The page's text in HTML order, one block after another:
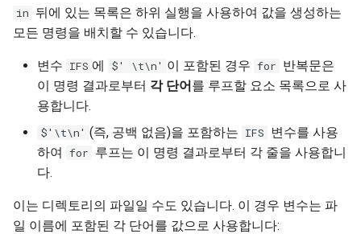
in 뒤에 있는 목록은 하위 실행을 사용하여 값을 생성하는
모든 명령을 배치할 수 있습니다.
변수 IFS 에 $' \t\n' 이 포함된 경우 for 반복문은
이 명령 결과로부터 각 단어를 루프할 요소 목록으로 사
용합니다.
$'\t\n' (즉, 공백 없음)을 포함하는 IFS
변수를 사용
하여 for 루프는 이 명령 결과로부터 각 줄을 사용합니
다.
이는 디렉토리의 파일일 수도 있습니다. 이 경우 변수는 파
일 이름에 포함된 각 단어를 값으로 사용합니다: